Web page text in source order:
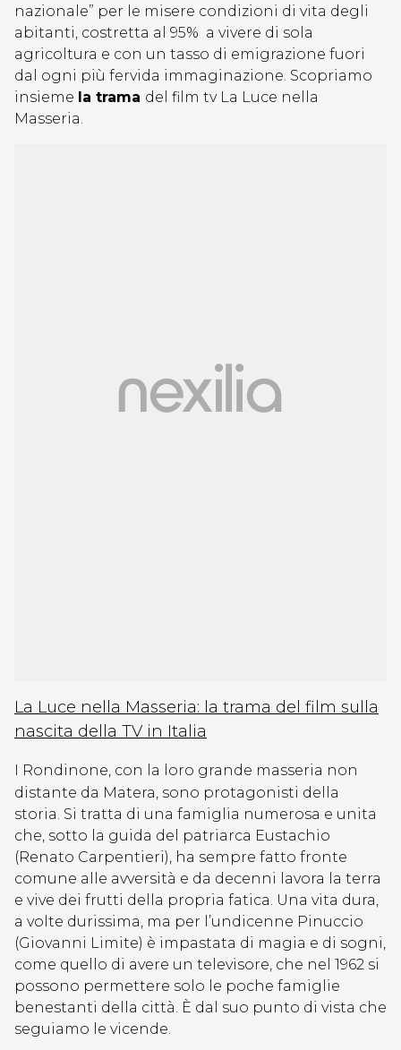
nazionale” per le misere condizioni di vita degli
abitanti, costretta al 95% a vivere di sola
agricoltura e con un tasso di emigrazione fuori
dal ogni più fervida immaginazione. Scopriamo
insieme la trama del film tv La Luce nella
Masseria.
La Luce nella Masseria: la trama del film sulla
nascita della TV in Italia
I Rondinone, con la loro grande masseria non
distante da Matera, sono protagonisti della
storia. Si tratta di una famiglia numerosa e unita
che, sotto la guida del patriarca Eustachio
(Renato Carpentieri), ha sempre fatto fronte
comune alle avversità e da decenni lavora la terra
e vive dei frutti della propria fatica. Una vita dura,
a volte durissima, ma per l’undicenne Pinuccio
(Giovanni Limite) è impastata di magia e di sogni,
come quello di avere un televisore, che nel 1962 si
possono permettere solo le poche famiglie
benestanti della città. È dal suo punto di vista che
seguiamo le vicende.